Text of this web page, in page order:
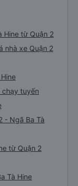
Hine từ Quận 2
nhà xe Quận 2
chạy tuyến
- Ngã Ba Tà
từ Quận 2
Tà Hine